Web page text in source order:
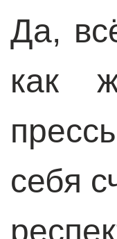
Да,
как
себя